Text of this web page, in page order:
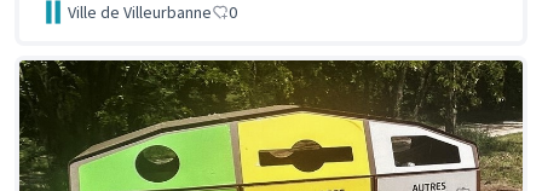
Ville de Villeurbanne 0